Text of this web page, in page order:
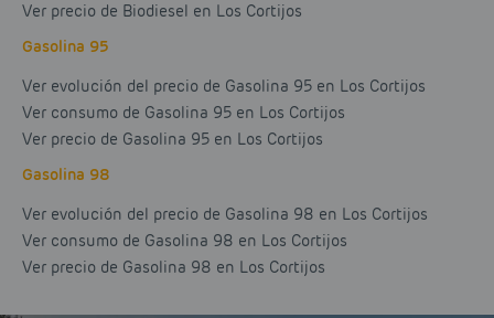
Ver precio de Biodiesel en Los Cortijos
Gasolina 95
Ver evolución del precio de Gasolina 95 en Los Cortijos
Ver consumo de Gasolina 95 en Los Cortijos
Ver precio de Gasolina 95 en Los Cortijos
Gasolina 98
Ver evolución del precio de Gasolina 98 en Los Cortijos
Ver consumo de Gasolina 98 en Los Cortijos
Ver precio de Gasolina 98 en Los Cortijos